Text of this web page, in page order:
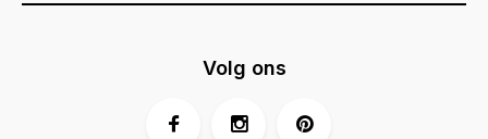
Volg ons